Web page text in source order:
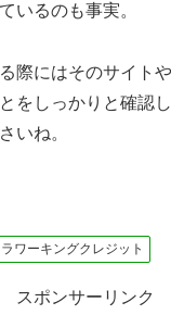
いるのも事実。
際にはそのサイト
をしっかりと確認
いね。
ワーキングクレジット
スポンサーリンク